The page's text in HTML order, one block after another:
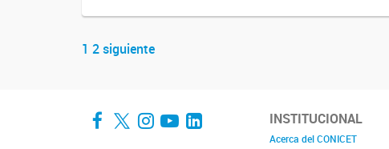
Navegador de artículos
1 2siguiente
Facebook
Twitter
Instagram
YouTube
LinkedInINSTITUCIONAL
Acerca del CONICET